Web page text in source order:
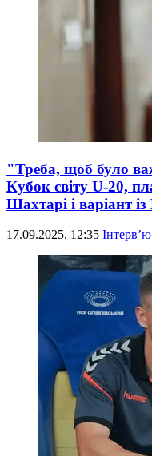
"Треба, щоб було
Кубок світу U-20,
Шахтарі і варіант
17.09.2025, 12:35 Інтерв’ю